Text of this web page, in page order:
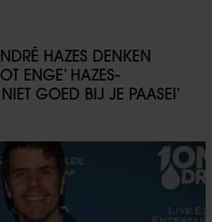
HAZES DENKEN
ENGE’ HAZES-
GOED BIJ JE PAASEI’